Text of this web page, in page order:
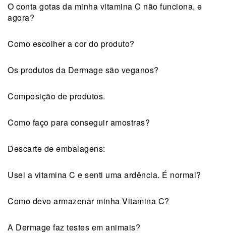
O conta gotas da minha vitamina C não funciona, e
agora?
Como escolher a cor do produto?
Os produtos da Dermage são veganos?
Composição de produtos.
Como faço para conseguir amostras?
Descarte de embalagens:
Usei a vitamina C e senti uma ardência. É normal?
Como devo armazenar minha Vitamina C?
A Dermage faz testes em animais?